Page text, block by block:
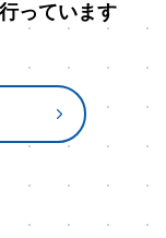
っています